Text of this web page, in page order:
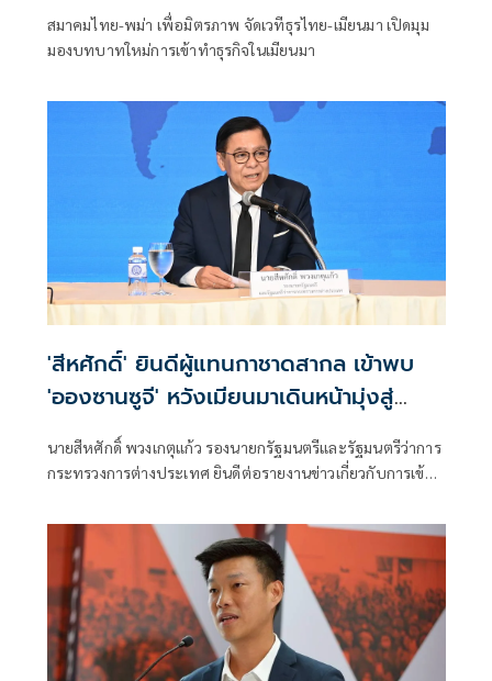
สมาคมไทย-พม่า เพื่อมิตรภาพ จัดเวทีธุรไทย-เมียนมา เปิดมุม
มองบทบาทใหม่การเข้าทำธุรกิจในเมียนมา
'สีหศักดิ์' ยินดีผู้แทนกาชาดสากล เข้าพบ
'อองซานซูจี' หวังเมียนมาเดินหน้ามุ่งสู่
สันติภาพ
นายสีหศักดิ์ พวงเกตุแก้ว รองนายกรัฐมนตรีและรัฐมนตรีว่าการ
กระทรวงการต่างประเทศ ยินดีต่อรายงานข่าวเกี่ยวกับการเข้า
ระหว่างประเทศประจำเมียนมา ซึ่งเกิดขึ้นภายหลังการประชุม
อย่างไม่เป็นทางการระหว่างรัฐมนตรีต่างประเทศอ